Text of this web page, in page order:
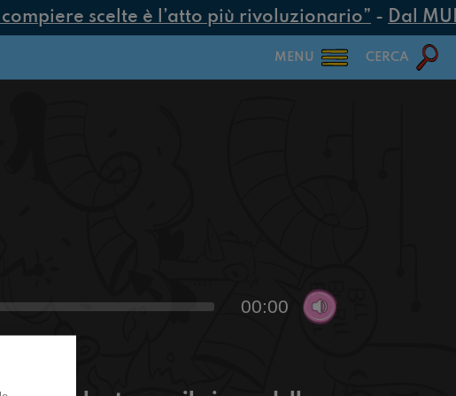
scelte è l’atto più rivoluzionario”-Dal
MENU CERCA
00:00